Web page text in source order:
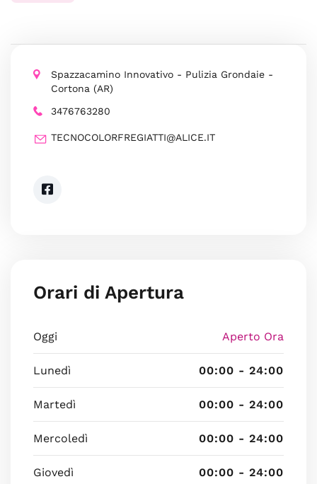
Spazzacamino Innovativo - Pulizia Grondaie -
Cortona (AR)
3476763280
TECNOCOLORFREGIATTI@ALICE.IT
Orari di Apertura
Oggi Aperto Ora
Lunedì 00:00 - 24:00
Martedì 00:00 - 24:00
Mercoledì 00:00 - 24:00
Giovedì 00:00 - 24:00